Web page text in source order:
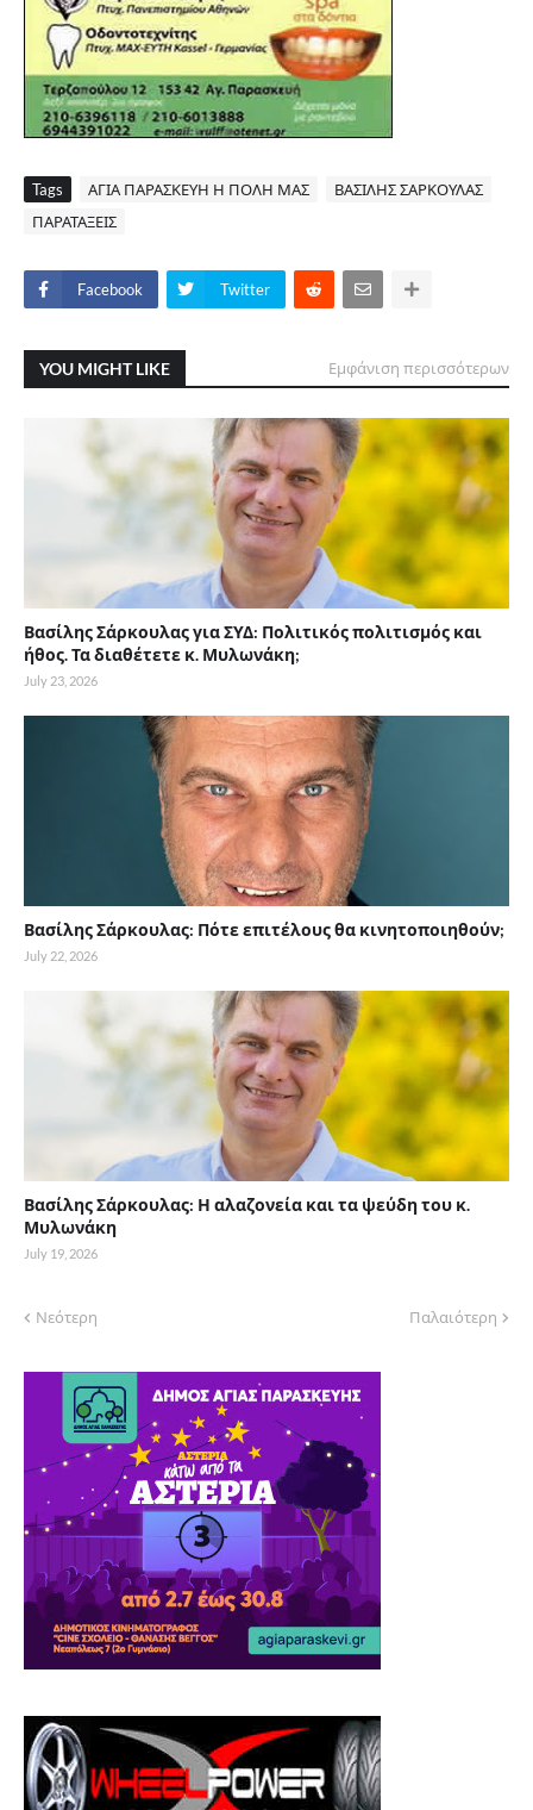
Tags ΑΓΙΑ ΠΑΡΑΣΚΕΥΗ Η ΠΟΛΗ ΜΑΣ
ΒΑΣΙΛΗΣ ΣΑΡΚΟΥΛΑΣ
ΠΑΡΑΤΑΞΕΙΣ
Facebook Twitter
YOU MIGHT LIKE Εμφάνιση περισσότερων
Βασίλης Σάρκουλας για ΣΥΔ: Πολιτικός πολιτισμός και
ήθος. Τα διαθέτετε κ. Μυλωνάκη;
July 23, 2026
Βασίλης Σάρκουλας: Πότε επιτέλους θα κινητοποιηθούν;
July 22, 2026
Βασίλης Σάρκουλας: Η αλαζονεία και τα ψεύδη του κ.
Μυλωνάκη
July 19, 2026
Νεότερη Παλαιότερη